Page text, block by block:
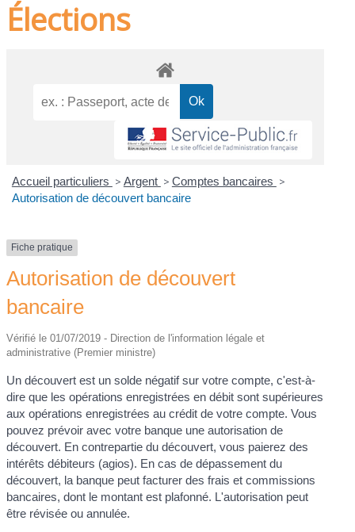
Élections
Accueil particuliers > Argent > Comptes bancaires >
Autorisation de découvert bancaire
Fiche pratique
Autorisation de découvert
bancaire
Vérifié le 01/07/2019 - Direction de l'information légale et
administrative (Premier ministre)
Un découvert est un solde négatif sur votre compte, c'est-à-
dire que les opérations enregistrées en débit sont supérieures
aux opérations enregistrées au crédit de votre compte. Vous
pouvez prévoir avec votre banque une autorisation de
découvert. En contrepartie du découvert, vous paierez des
intérêts débiteurs (agios). En cas de dépassement du
découvert, la banque peut facturer des frais et commissions
bancaires, dont le montant est plafonné. L'autorisation peut
être révisée ou annulée.